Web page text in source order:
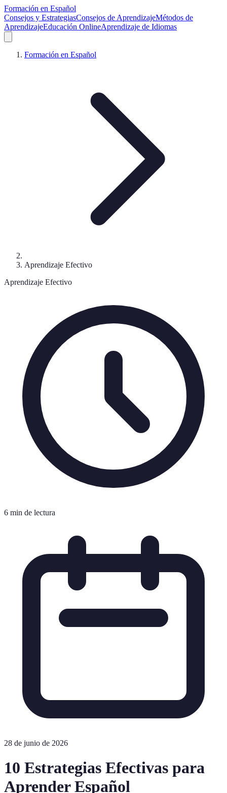
Formación en Español
Consejos y EstrategiasConsejos de AprendizajeMétodos de
AprendizajeEducación OnlineAprendizaje de Idiomas
Formación en Español
Aprendizaje Efectivo
Aprendizaje Efectivo
6 min de lectura
28 de junio de 2026
10 Estrategias Efectivas para
Aprender Español